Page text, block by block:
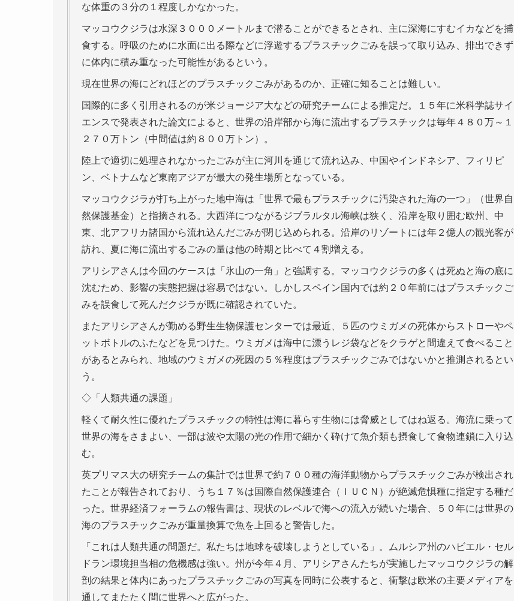
な体重の３分の１程度しかなかった。
マッコウクジラは水深３０００メートルまで潜ることができるとされ、主に深海にすむイカなどを捕
食する。呼吸のために水面に出る際などに浮遊するプラスチックごみを誤って取り込み、排出できず
に体内に積み重なった可能性があるという。
現在世界の海にどれほどのプラスチックごみがあるのか、正確に知ることは難しい。
国際的に多く引用されるのが米ジョージア大などの研究チームによる推定だ。１５年に米科学誌サイ
エンスで発表された論文によると、世界の沿岸部から海に流出するプラスチックは毎年４８０万～１
２７０万トン（中間値は約８００万トン）。
陸上で適切に処理されなかったごみが主に河川を通じて流れ込み、中国やインドネシア、フィリピ
ン、ベトナムなど東南アジアが最大の発生場所となっている。
マッコウクジラが打ち上がった地中海は「世界で最もプラスチックに汚染された海の一つ」（世界自
然保護基金）と指摘される。大西洋につながるジブラルタル海峡は狭く、沿岸を取り囲む欧州、中
東、北アフリカ諸国から流れ込んだごみが閉じ込められる。沿岸のリゾートには年２億人の観光客が
訪れ、夏に海に流出するごみの量は他の時期と比べて４割増える。
アリシアさんは今回のケースは「氷山の一角」と強調する。マッコウクジラの多くは死ぬと海の底に
沈むため、影響の実態把握は容易ではない。しかしスペイン国内では約２０年前にはプラスチックご
みを誤食して死んだクジラが既に確認されていた。
またアリシアさんが勤める野生生物保護センターでは最近、５匹のウミガメの死体からストローやペ
ットボトルのふたなどを見つけた。ウミガメは海中に漂うレジ袋などをクラゲと間違えて食べること
があるとみられ、地域のウミガメの死因の５％程度はプラスチックごみではないかと推測されるとい
う。
◇「人類共通の課題」
軽くて耐久性に優れたプラスチックの特性は海に暮らす生物には脅威としてはね返る。海流に乗って
世界の海をさまよい、一部は波や太陽の光の作用で細かく砕けて魚介類も摂食して食物連鎖に入り込
む。
英プリマス大の研究チームの集計では世界で約７００種の海洋動物からプラスチックごみが検出され
たことが報告されており、うち１７％は国際自然保護連合（ＩＵＣＮ）が絶滅危惧種に指定する種だ
った。世界経済フォーラムの報告書は、現状のレベルで海への流入が続いた場合、５０年には世界の
海のプラスチックごみが重量換算で魚を上回ると警告した。
「これは人類共通の問題だ。私たちは地球を破壊しようとしている」。ムルシア州のハビエル・セル
ドラン環境担当相の危機感は強い。州が今年４月、アリシアさんたちが実施したマッコウクジラの解
剖の結果と体内にあったプラスチックごみの写真を同時に公表すると、衝撃は欧米の主要メディアを
通してまたたく間に世界へと広がった。